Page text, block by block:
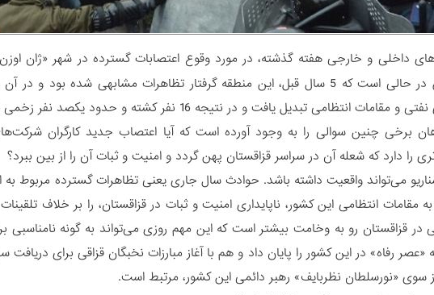
داخلی و خارجی هفته گذشته، در مورد وقوع اعتصابات گسترده در شهر «ژان
گزارش دادند. این در حالی است که 5 سال قبل، این منطقه گرفتار تظاهرات مشابهی
انتظامی تبدیل یافت و در نتیجه 16 نفر کشته و حدود یکصد نفر زخمی شدند.
برخی چنین سوالی را به وجود آورده است که آیا اعتصاب جدید کارگران
را دارد که شعله آن در سراسر قزاقستان پهن گردد و امنیت و ثبات آن را از بین ببرد؟
می‌تواند واقعیت داشته باشد. حوادث سال جاری یعنی تظاهرات گسترده مربوط
مقامات انتظامی این کشور، ناپایداری امنیت و ثبات در قزاقستان، را بر خلاف
در قزاقستان رو به وخامت بیشتر است که این مهم روزی می‌تواند به گونه نامناسبی
«عصر رفاه» در این کشور را پایان داد و هم با آغاز مبارزات نخبگان قزاقی برای
سوی «نورسلطان نظربایف» رهبر دائمی این کشور، مرتبط است.